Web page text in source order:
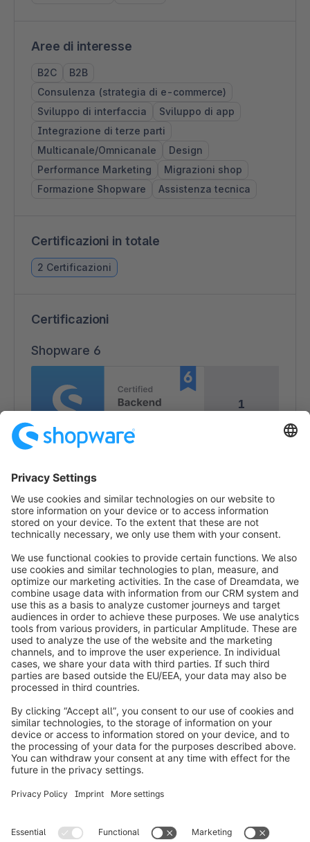
Aree di interesse
B2C
B2B
Consulenza (strategia di e-commerce)
Sviluppo di interfaccia
Sviluppo di app
Integrazione di terze parti
Multicanale/Omnicanale
Design
Performance Marketing
Migrazioni shop
Formazione Shopware
Assistenza tecnica
Certificazioni in totale
2 Certificazioni
Certificazioni
Shopware 6
1
info@shopware.com
Informazioni su Shopware
Prodotti
Soluzioni